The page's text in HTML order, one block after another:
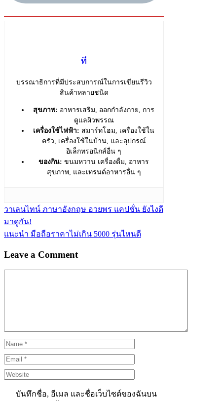
ที
บรรณาธิการที่มีประสบการณ์ในการเขียนรีวิว
สินค้าหลายชนิด
สุขภาพ: อาหารเสริม, ออกกำลังกาย, การ
ดูแลผิวพรรณ
เครื่องใช้ไฟฟ้า: สมาร์ทโฮม, เครื่องใช้ใน
ครัว, เครื่องใช้ในบ้าน, และอุปกรณ์
อิเล็กทรอนิกส์อื่น ๆ
ของกิน: ขนมหวาน เครื่องดื่ม, อาหาร
สุขภาพ, และเทรนด์อาหารอื่น ๆ
วาเลนไทน์ ภาษาอังกฤษ อวยพร แคปชั่น ยังไงดี
มาดูกัน!
แนะนำ มือถือราคาไม่เกิน 5000 รุ่นไหนดี
Leave a Comment
Name
Email
Website
บันทึกชื่อ, อีเมล และชื่อเว็บไซต์ของฉันบน